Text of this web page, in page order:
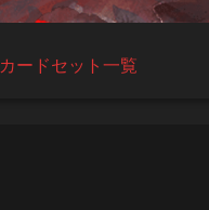
カードセット一覧